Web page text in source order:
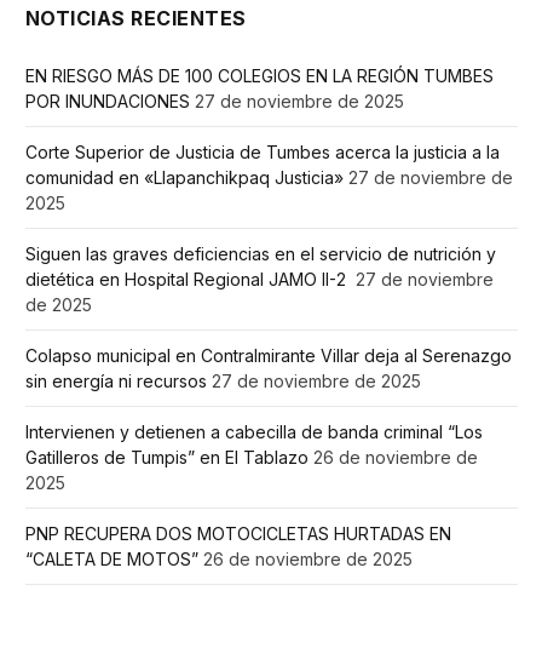
NOTICIAS RECIENTES
EN RIESGO MÁS DE 100 COLEGIOS EN LA REGIÓN TUMBES
POR INUNDACIONES 27 de noviembre de 2025
Corte Superior de Justicia de Tumbes acerca la justicia a la
comunidad en «Llapanchikpaq Justicia» 27 de noviembre de
2025
Siguen las graves deficiencias en el servicio de nutrición y
dietética en Hospital Regional JAMO II-2 27 de noviembre
de 2025
Colapso municipal en Contralmirante Villar deja al Serenazgo
sin energía ni recursos 27 de noviembre de 2025
Intervienen y detienen a cabecilla de banda criminal “Los
Gatilleros de Tumpis” en El Tablazo 26 de noviembre de
2025
PNP RECUPERA DOS MOTOCICLETAS HURTADAS EN
“CALETA DE MOTOS” 26 de noviembre de 2025